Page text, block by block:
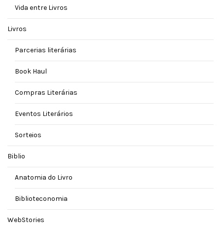
Vida entre Livros
Livros
Parcerias literárias
Book Haul
Compras Literárias
Eventos Literários
Sorteios
Biblio
Anatomia do Livro
Biblioteconomia
WebStories